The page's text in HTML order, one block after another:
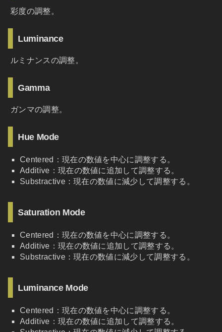
彩度の調整。
Luminance
ルミナンスの調整。
Gamma
ガンマの調整。
Hue Mode
Centered：現在の数値を中心に調整する。
Additive：現在の数値に追加して調整する。
Substractive：現在の数値に減少して調整する。
Saturation Mode
Centered：現在の数値を中心に調整する。
Additive：現在の数値に追加して調整する。
Substractive：現在の数値に減少して調整する。
Luminance Mode
Centered：現在の数値を中心に調整する。
Additive：現在の数値に追加して調整する。